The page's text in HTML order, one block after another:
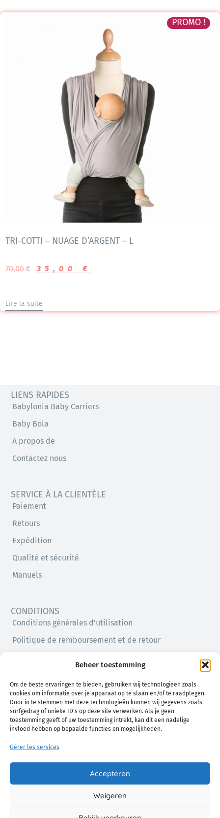
Beheer toestemming
Om de beste ervaringen te bieden, gebruiken wij technologieën zoals
cookies om informatie over je apparaat op te slaan en/of te raadplegen.
Door in te stemmen met deze technologieën kunnen wij gegevens zoals
surfgedrag of unieke ID's op deze site verwerken. Als je geen
toestemming geeft of uw toestemming intrekt, kan dit een nadelige
invloed hebben op bepaalde functies en mogelijkheden.
Gérer les services
Accepteren
Weigeren
PROMO !
TRI-COTTI – NUAGE D’ARGENT – L
70,00€ 35,00 €
Lire la suite
LIENS RAPIDES
Babylonia Baby Carriers
Baby Bola
A propos de
Contactez nous
SERVICE À LA CLIENTÈLE
Paiement
Retours
Expédition
Qualité et sécurité
Manuels
CONDITIONS
Conditions générales d’utilisation
Politique de remboursement et de retour